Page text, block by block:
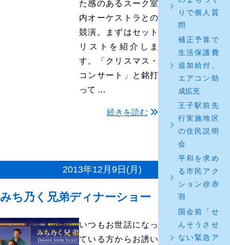
た感のあるスーク室
内オーケストラとの
競演。まずはセット
リストを紹介しま
す。「クリスマス・
コンサート」と銘打
って …
続きを読む
2013年12月9日(月)
みち乃く兄弟ディナーショー
いつもお世話になっ
ている方からお誘い
りで個人質
問
補正予算で
生活保護費
追加給付、
エアコン助
成拡充
王子駅前先
行実施地区
の住民説明
会
平和を求め
る市民アク
ション@赤
羽
国会前「せ
んそうさせ
ない緊急ア